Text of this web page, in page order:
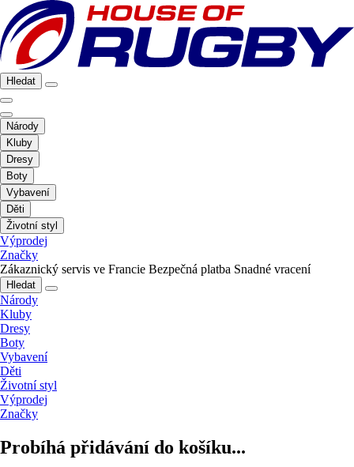
Hledat
Národy
Kluby
Dresy
Boty
Vybavení
Děti
Životní styl
Výprodej
Značky
Zákaznický servis ve Francie Bezpečná platba Snadné vracení
Hledat
Národy
Kluby
Dresy
Boty
Vybavení
Děti
Životní styl
Výprodej
Značky
Probíhá přidávání do košíku...